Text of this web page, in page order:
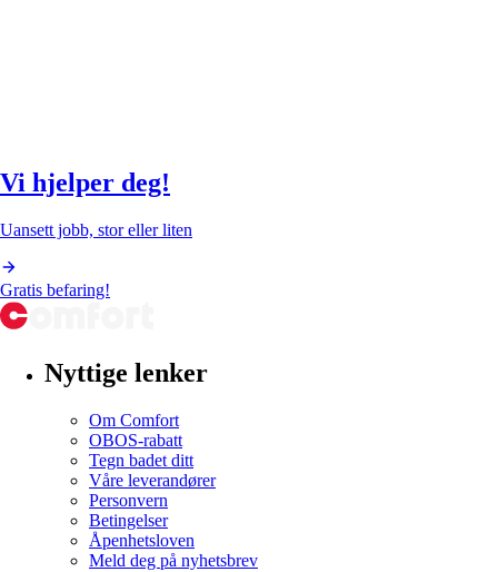
Vi hjelper deg!
Uansett jobb, stor eller liten
Gratis befaring!
Nyttige lenker
Om Comfort
OBOS-rabatt
Tegn badet ditt
Våre leverandører
Personvern
Betingelser
Åpenhetsloven
Meld deg på nyhetsbrev